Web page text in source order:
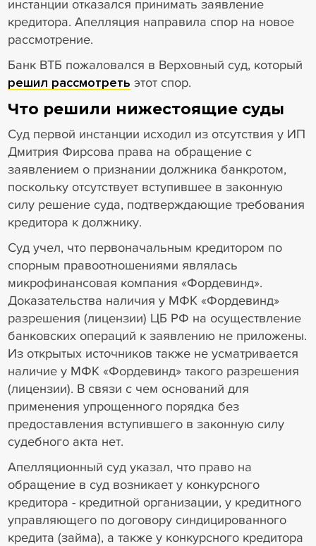
инстанции отказался принимать заявление
кредитора. Апелляция направила спор на новое
рассмотрение.
Банк ВТБ пожаловался в Верховный суд, который
решил рассмотреть этот спор.
Что решили нижестоящие суды
Суд первой инстанции исходил из отсутствия у ИП
Дмитрия Фирсова права на обращение с
заявлением о признании должника банкротом,
поскольку отсутствует вступившее в законную
силу решение суда, подтверждающие требования
кредитора к должнику.
Суд учел, что первоначальным кредитором по
спорным правоотношениями являлась
микрофинансовая компания «Фордевинд».
Доказательства наличия у МФК «Фордевинд»
разрешения (лицензии) ЦБ РФ на осуществление
банковских операций к заявлению не приложены.
Из открытых источников также не усматривается
наличие у МФК «Фордевинд» такого разрешения
(лицензии). В связи с чем оснований для
применения упрощенного порядка без
предоставления вступившего в законную силу
судебного акта нет.
Апелляционный суд указал, что право на
обращение в суд возникает у конкурсного
кредитора - кредитной организации, у кредитного
управляющего по договору синдицированного
кредита (займа), а также у конкурсного кредитора